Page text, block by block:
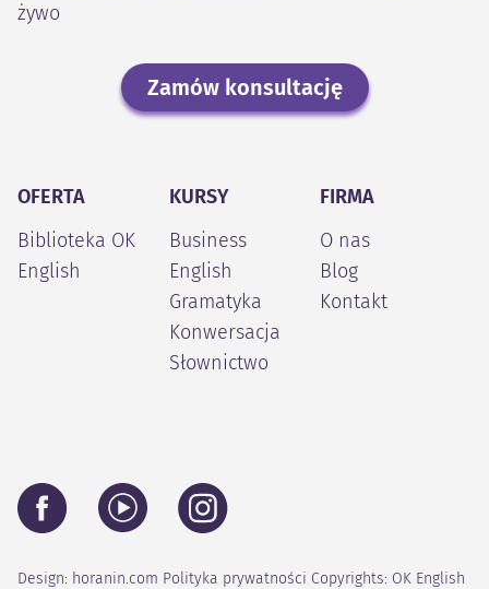
żywo
Zamów konsultację
OFERTA
Biblioteka OK
English
KURSY
Business
English
Gramatyka
Konwersacja
Słownictwo
FIRMA
O nas
Blog
Kontakt
Design: horanin.com Polityka prywatności Copyrights: OK English